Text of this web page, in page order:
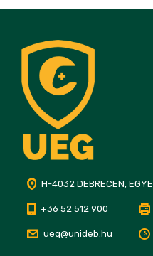
H-4032 DEBRECEN,
+36 52 512 900
ueg@unideb.hu